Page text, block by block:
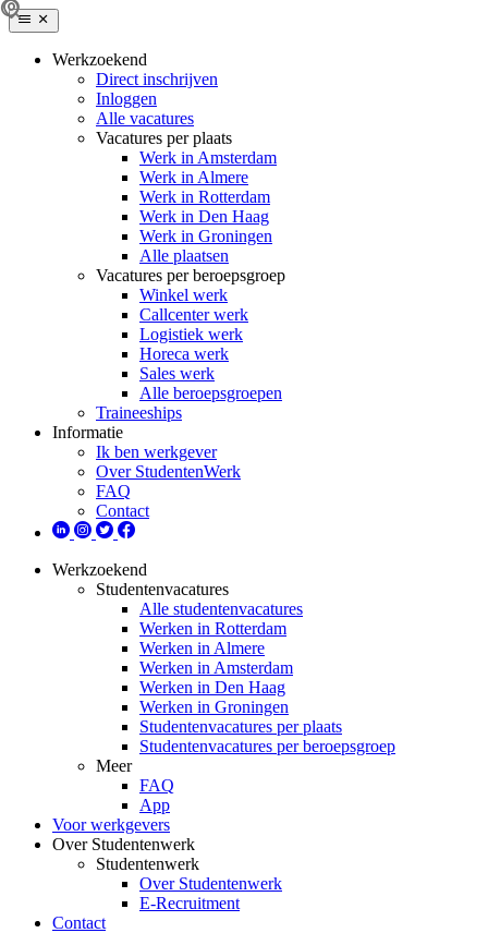
Werkzoekend
Direct inschrijven
Inloggen
Alle vacatures
Vacatures per plaats
Werk in Amsterdam
Werk in Almere
Werk in Rotterdam
Werk in Den Haag
Werk in Groningen
Alle plaatsen
Vacatures per beroepsgroep
Winkel werk
Callcenter werk
Logistiek werk
Horeca werk
Sales werk
Alle beroepsgroepen
Traineeships
Informatie
Ik ben werkgever
Over StudentenWerk
FAQ
Contact
Werkzoekend
Studentenvacatures
Alle studentenvacatures
Werken in Rotterdam
Werken in Almere
Werken in Amsterdam
Werken in Den Haag
Werken in Groningen
Studentenvacatures per plaats
Studentenvacatures per beroepsgroep
Meer
FAQ
App
Voor werkgevers
Over Studentenwerk
Studentenwerk
Over Studentenwerk
E-Recruitment
Contact